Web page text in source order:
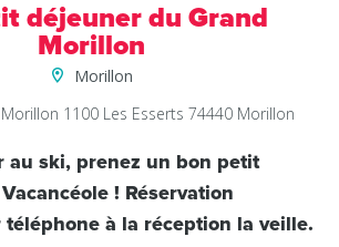
déjeuner du Grand
Morillon
Morillon
Morillon 1100 Les Esserts 74440 Morillon
au ski, prenez un bon petit
! Réservation
à la réception la veille.